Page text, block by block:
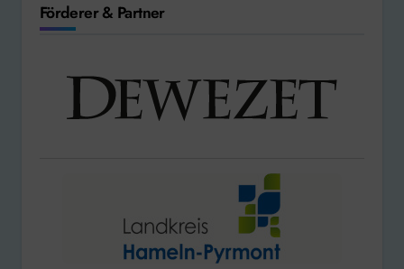
Förderer & Partner